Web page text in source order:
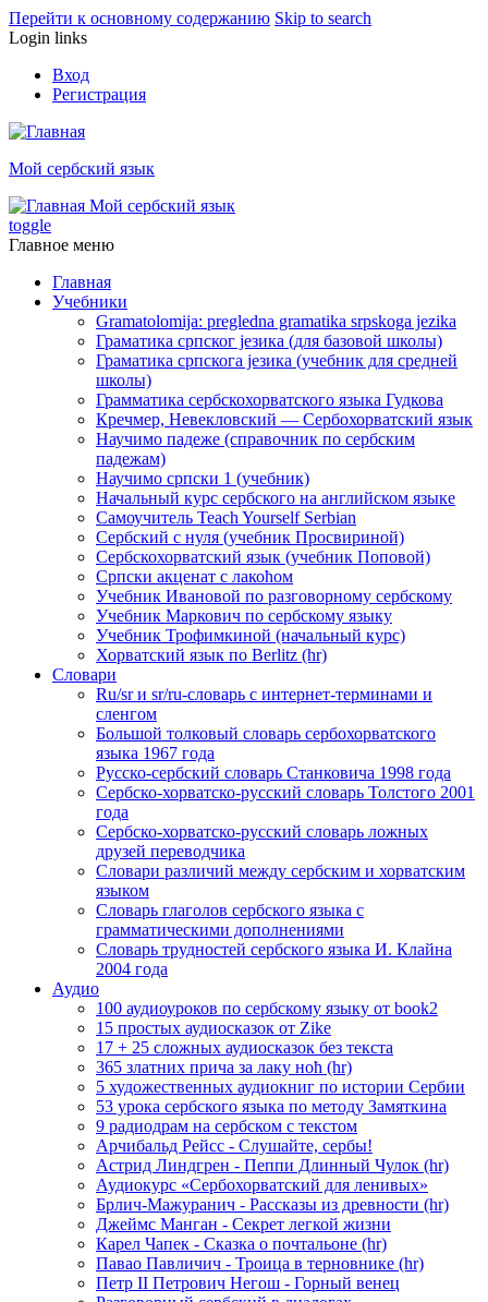
Перейти к основному содержанию Skip to search
Login links
Вход
Регистрация
Мой сербский язык
Мой сербский язык
toggle
Главное меню
Главная
Учебники
Gramatolomija: pregledna gramatika srpskoga jezika
Граматика српског jезика (для базовой школы)
Граматика српскога jезика (учебник для средней
школы)
Грамматика сербскохорватского языка Гудкова
Кречмер, Невекловский — Сербохорватский язык
Научимо падеже (справочник по сербским
падежам)
Научимо српски 1 (учебник)
Начальный курс сербского на английском языке
Самоучитель Teach Yourself Serbian
Сербский с нуля (учебник Просвириной)
Сербскохорватский язык (учебник Поповой)
Српски акценат с лакоћом
Учебник Ивановой по разговорному сербскому
Учебник Маркович по сербскому языку
Учебник Трофимкиной (начальный курс)
Хорватский язык по Berlitz (hr)
Словари
Ru/sr и sr/ru-словарь с интернет-терминами и
сленгом
Большой толковый словарь сербохорватского
языка 1967 года
Русско-сербский словарь Станковича 1998 года
Сербско-хорватско-русский словарь Толстого 2001
года
Сербско-хорватско-русский словарь ложных
друзей переводчика
Словари различий между сербским и хорватским
языком
Словарь глаголов сербского языка с
грамматическими дополнениями
Словарь трудностей сербского языка И. Клайна
2004 года
Аудио
100 аудиоуроков по сербскому языку от book2
15 простых аудиосказок от Zike
17 + 25 сложных аудиосказок без текста
365 златних прича за лаку ноћ (hr)
5 художественных аудиокниг по истории Сербии
53 урока сербского языка по методу Замяткина
9 радиодрам на сербском с текстом
Арчибальд Рейсс - Слушайте, сербы!
Астрид Линдгрен - Пеппи Длинный Чулок (hr)
Аудиокурс «Сербохорватский для ленивых»
Брлич-Мажуранич - Рассказы из древности (hr)
Джеймс Манган - Секрет легкой жизни
Карел Чапек - Сказка о почтальоне (hr)
Павао Павличич - Троица в терновнике (hr)
Петр II Петрович Негош - Горный венец